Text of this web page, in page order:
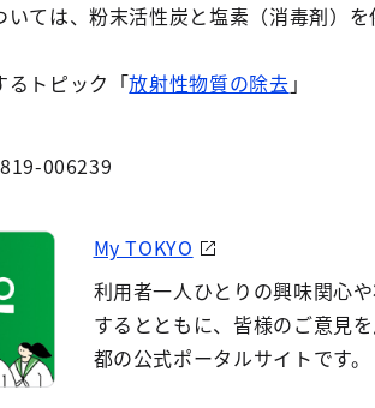
いては、粉末活性炭と塩素（消毒剤）
るトピック「放射性物質の除去 」
006239
My TOKYO
利用者一人ひとりの興味関心
するとともに、皆様のご意見
都の公式ポータルサイトです。